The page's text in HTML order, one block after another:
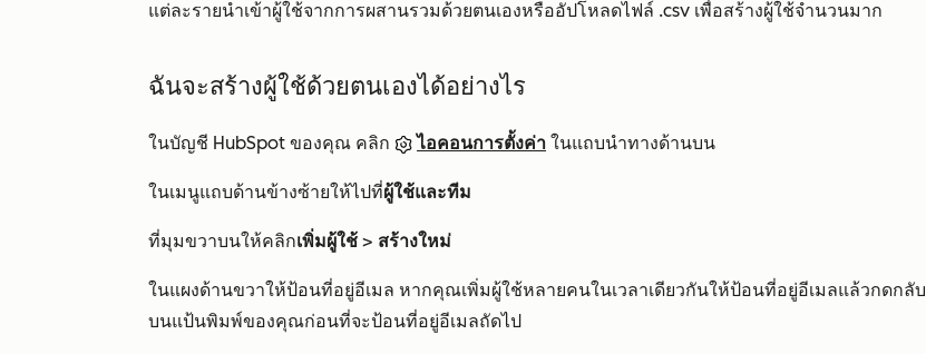
แต่ละรายนำเข้าผู้ใช้จากการผสานรวมด้วยตนเองหรืออัปโหลดไฟล์ .csv เพื่อสร้างผู้ใช้จำนวนมาก
ฉันจะสร้างผู้ใช้ด้วยตนเองได้อย่างไร
ในบัญชี HubSpot ของคุณ คลิก ไอคอนการตั้งค่า ในแถบนำทางด้านบน
ในเมนูแถบด้านข้างซ้ายให้ไปที่ผู้ใช้และทีม
ที่มุมขวาบนให้คลิกเพิ่มผู้ใช้ > สร้างใหม่
ในแผงด้านขวาให้ป้อนที่อยู่อีเมล หากคุณเพิ่มผู้ใช้หลายคนในเวลาเดียวกันให้ป้อนที่อยู่อีเมลแล้วกดกลับ
บนแป้นพิมพ์ของคุณก่อนที่จะป้อนที่อยู่อีเมลถัดไป